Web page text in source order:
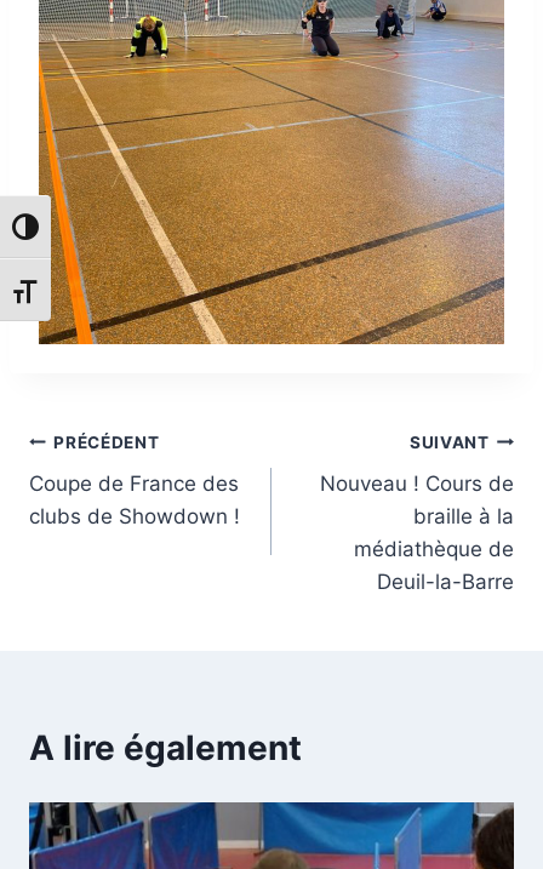
Passer en contraste élevé
Changer la taille de la police
Navigation
de
PRÉCÉDENT
Coupe de France des
clubs de Showdown !
SUIVANT
Nouveau ! Cours de
braille à la
médiathèque de
Deuil-la-Barre
A lire également